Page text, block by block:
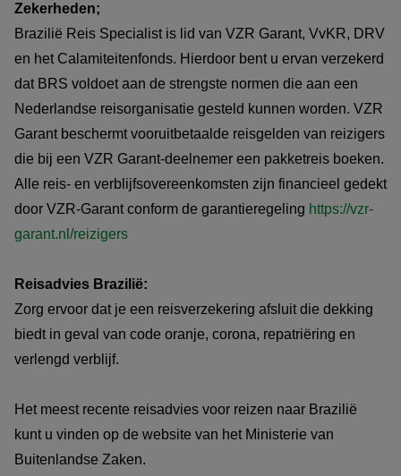
Zekerheden;
Brazilië Reis Specialist is lid van VZR Garant, VvKR, DRV
en het Calamiteitenfonds. Hierdoor bent u ervan verzekerd
dat BRS voldoet aan de strengste normen die aan een
Nederlandse reisorganisatie gesteld kunnen worden. VZR
Garant beschermt vooruitbetaalde reisgelden van reizigers
die bij een VZR Garant-deelnemer een pakketreis boeken.
Alle reis- en verblijfsovereenkomsten zijn financieel gedekt
door VZR-Garant conform de garantieregeling https://vzr-
garant.nl/reizigers
Reisadvies Brazilië:
Zorg ervoor dat je een reisverzekering afsluit die dekking
biedt in geval van code oranje, corona, repatriëring en
verlengd verblijf.
Het meest recente reisadvies voor reizen naar Brazilië
kunt u vinden op de website van het Ministerie van
Buitenlandse Zaken.